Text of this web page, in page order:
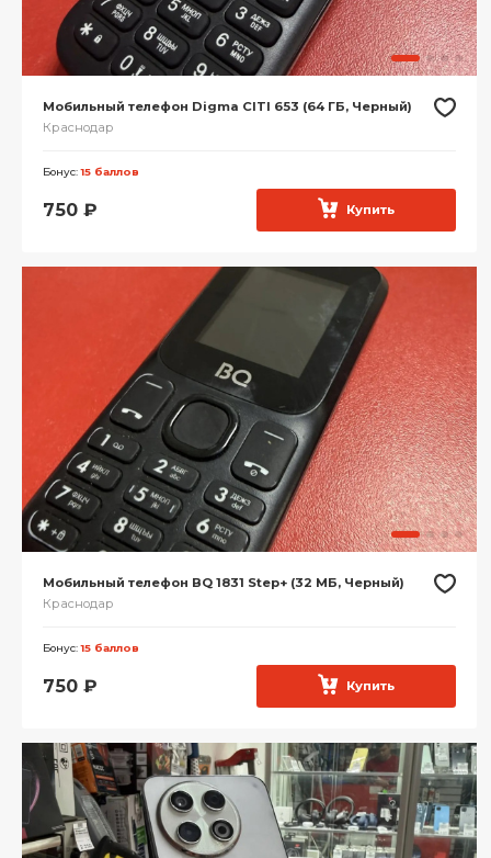
Мобильный телефон Digma CITI 653 (64 ГБ, Черный)
Краснодар
Бонус:15 баллов
750 ₽ Купить
Мобильный телефон BQ 1831 Step+ (32 МБ, Черный)
Краснодар
Бонус:15 баллов
750 ₽ Купить